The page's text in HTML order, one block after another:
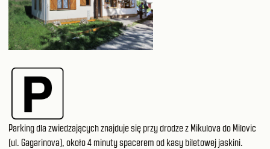
Parking dla zwiedzających znajduje się przy drodze z Mikulova do Milovic
(ul. Gagarinova), około 4 minuty spacerem od kasy biletowej jaskini.